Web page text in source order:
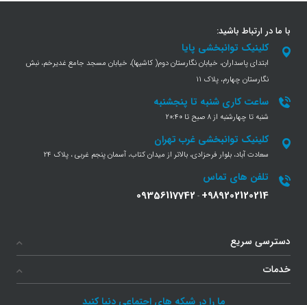
با ما در ارتباط باشید:
کلینیک توانبخشی پایا
ابتدای پاسداران، خیابان نگارستان دوم( کاشیها)، خیابان مسجد جامع غدیرخم، نبش
نگارستان چهارم، پلاک 11
ساعت کاری شنبه تا پنجشنبه
شنبه تا چهارشنبه از 8 صبح تا 20:40
کلینیک توانبخشی غرب تهران
سعادت آباد، بلوار فرحزادی، بالاتر از میدان کتاب، آسمان پنجم غربی ، پلاک 24
تلفن های تماس
+989202120214
-
09356117742
دسترسی سریع
خدمات
ما را در شبکه های اجتماعی دنبا کنید